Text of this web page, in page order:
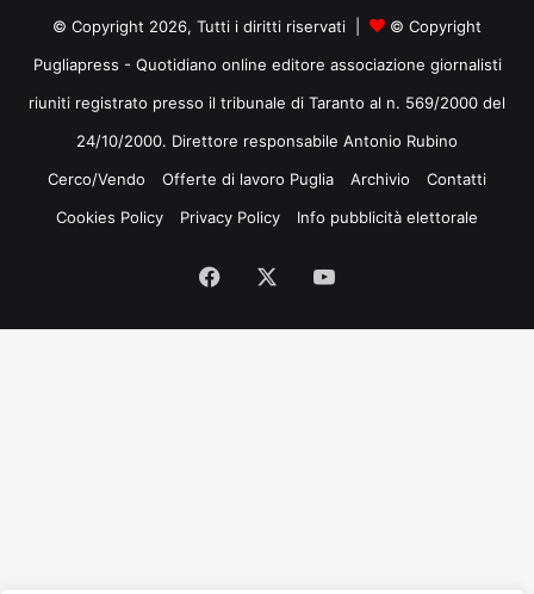
© Copyright 2026, Tutti i diritti riservati |
© Copyright
Pugliapress - Quotidiano online editore associazione giornalisti
riuniti registrato presso il tribunale di Taranto al n. 569/2000 del
24/10/2000. Direttore responsabile Antonio Rubino
Cerco/Vendo
Offerte di lavoro Puglia Archivio
Contatti
Cookies Policy
Privacy Policy Info pubblicità elettorale
Facebook
Tube